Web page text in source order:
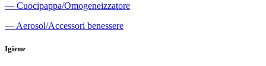
― Cuocipappa/Omogeneizzatore
― Aerosol/Accessori benessere
Igiene